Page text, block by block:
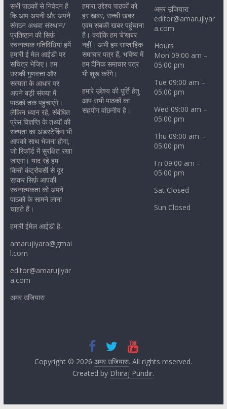
सभी पाठकों से निवेदन है
कि आप अपनी और अपने
संगठन अथवा संस्थान/
प्रतिष्ठान की सिर्फ़
रचनात्मक गतिविधियां हमें
हमारी ई मेल आईडी पर
सचित्र भेजिए। हम
उसकी गुणवत्ता और
सत्यता के आधार पर
अपने बड़ी संख्या में
पाठकों तक पहुंचाएंगे।
लेकिन ध्यान रहे, संबंधित
प्रेस विज्ञप्ति के तथ्यों की
सत्यता का अंडरटेकिंग भी
आपको साथ भेजना होगा,
जो रिकॉर्ड में सुरक्षित रखा
जाएगा। याद रहे हम
किसी कंट्रोवर्सी से दूर
रहकर सिर्फ़ आपकी
रचनात्मकता को अपने
पाठकों के सामने लाना
चाहते हैं।
हमारी ईमेल आईडी है-
amarujiyara@gmai
l.com
editor@amarujiyar
a.com
अमर उजियारा
हमारा उद्देश्य पाठकों को
हर खबर, सच्ची खबर
एवम सबकी खबर पहुंचाना
है। क्योंकि हम ‘बे’खबर
नहीं। अभी हम साप्ताहिक
समाचार पत्र हैं, भविष्य में
हम दैनिक समाचार पत्र
भी शुरू करेंगे।
हमारे उद्देश्य की पूर्ति हेतु
आप सभी पाठकों का
सहयोग वांछनीय है।
अमर उजियारा
editor@amarujiyar
a.com
Hours
Mon 09:00 am –
05:00 pm
Tue 09:00 am –
05:00 pm
Wed 09:00 am –
05:00 pm
Thu 09:00 am –
05:00 pm
Fri 09:00 am –
05:00 pm
Sat Closed
Sun Closed
Copyright © 2026अमर उजियारा. All rights reserved.
Created by Dhiraj Pundir.